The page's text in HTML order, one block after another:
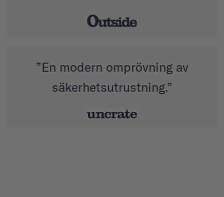
”En modern omprövning av
säkerhetsutrustning.”